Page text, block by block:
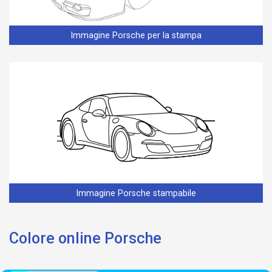
Immagine Porsche per la stampa
Immagine Porsche stampabile
Colore online Porsche